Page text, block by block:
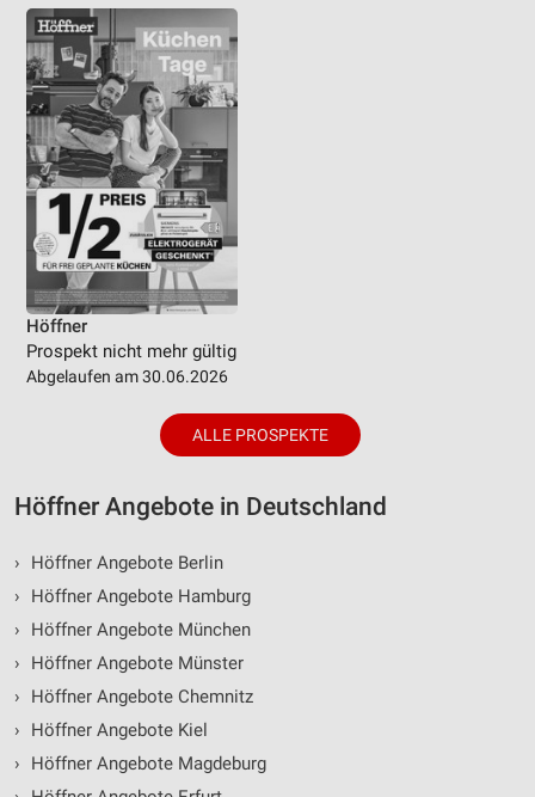
Höffner
Prospekt nicht mehr gültig
Abgelaufen am 30.06.2026
ALLE PROSPEKTE
Höffner Angebote in Deutschland
›
Höffner Angebote Berlin
›
Höffner Angebote Hamburg
›
Höffner Angebote München
›
Höffner Angebote Münster
›
Höffner Angebote Chemnitz
›
Höffner Angebote Kiel
›
Höffner Angebote Magdeburg